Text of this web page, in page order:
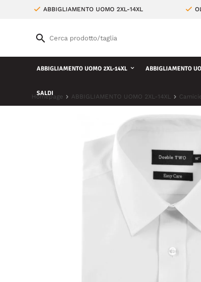
ABBIGLIAMENTO UOMO 2XL-14XL
ABBIGLIAMENTO UOMO 2XL-14XL ABBIGLIAMENTO
SALDI
Homepage ABBIGLIAMENTO UOMO 2XL-14XL